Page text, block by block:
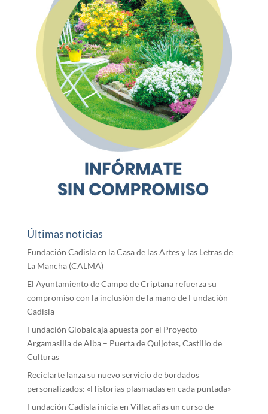
Últimas noticias
Fundación Cadisla en la Casa de las Artes y las Letras de
La Mancha (CALMA)
El Ayuntamiento de Campo de Criptana refuerza su
compromiso con la inclusión de la mano de Fundación
Cadisla
Fundación Globalcaja apuesta por el Proyecto
Argamasilla de Alba – Puerta de Quijotes, Castillo de
Culturas
Reciclarte lanza su nuevo servicio de bordados
personalizados: «Historias plasmadas en cada puntada»
Fundación Cadisla inicia en Villacañas un curso de